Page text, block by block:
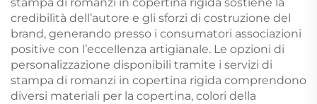
credibilità dell’autore e gli sforzi di costruzione del
brand, generando presso i consumatori associazioni
positive con l’eccellenza artigianale. Le opzioni di
personalizzazione disponibili tramite i servizi di
stampa di romanzi in copertina rigida comprendono
diversi materiali per la copertina, colori della